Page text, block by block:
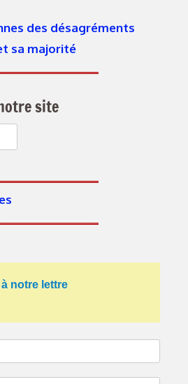
des désagréments
sa majorité
site
notre lettre